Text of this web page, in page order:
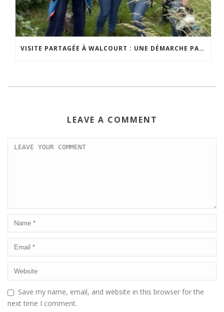
VISITE PARTAGÉE À WALCOURT : UNE DÉMARCHE PARTICIPATIVE ANIMÉE PAR ESPACE ENVIRONNEMENT
LEAVE A COMMENT
Save my name, email, and website in this browser for the
next time I comment.